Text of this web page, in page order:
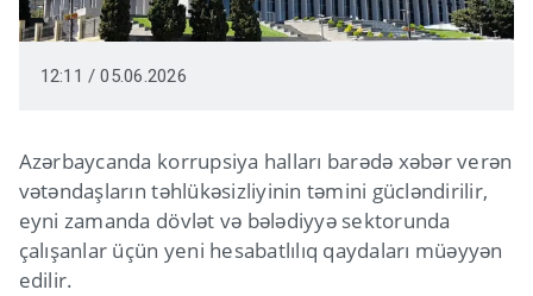
12:11 / 05.06.2026
Azərbaycanda korrupsiya halları barədə xəbər verən
vətəndaşların təhlükəsizliyinin təmini gücləndirilir,
eyni zamanda dövlət və bələdiyyə sektorunda
çalışanlar üçün yeni hesabatlılıq qaydaları müəyyən
edilir.